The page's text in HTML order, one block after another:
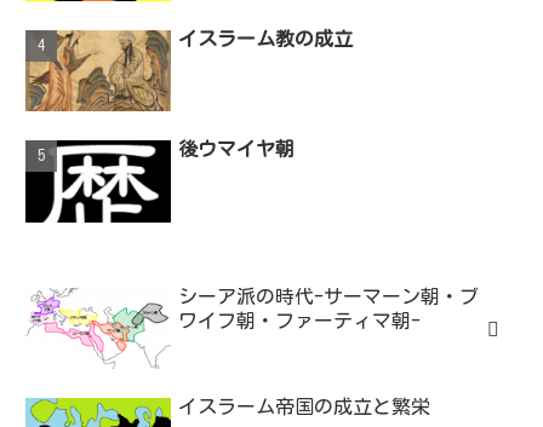
イスラーム教の成立
後ウマイヤ朝
シーア派の時代-サーマーン朝・ブ
ワイフ朝・ファーティマ朝-
イスラーム帝国の成立と繁栄